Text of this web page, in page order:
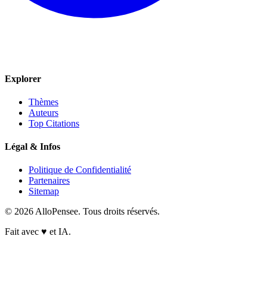
Explorer
Thèmes
Auteurs
Top Citations
Légal & Infos
Politique de Confidentialité
Partenaires
Sitemap
© 2026 AlloPensee. Tous droits réservés.
Fait avec ♥ et IA.